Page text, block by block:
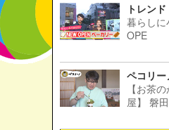
トレンド
暮らし
OPE
ペコリー
【お茶
屋】 磐